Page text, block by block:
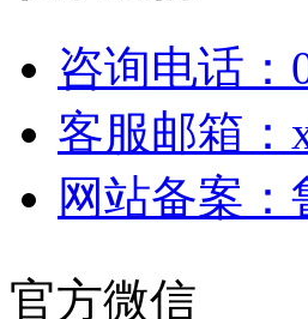
咨询电话：
客服邮箱：
网站备案：
官方微信